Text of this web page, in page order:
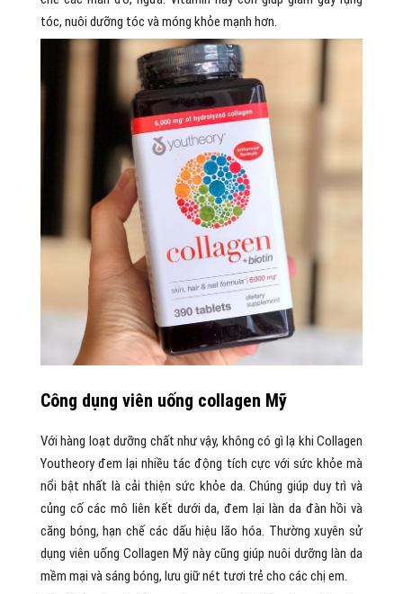
tóc, nuôi dưỡng tóc và móng khỏe mạnh hơn.
Công dụng viên uống collagen Mỹ
Với hàng loạt dưỡng chất như vậy, không có gì lạ khi Collagen
Youtheory đem lại nhiều tác động tích cực với sức khỏe mà
nổi bật nhất là cải thiện sức khỏe da. Chúng giúp duy trì và
củng cố các mô liên kết dưới da, đem lại làn da đàn hồi và
căng bóng, hạn chế các dấu hiệu lão hóa. Thường xuyên sử
dụng viên uống Collagen Mỹ này cũng giúp nuôi dưỡng làn da
mềm mại và sáng bóng, lưu giữ nét tươi trẻ cho các chị em.